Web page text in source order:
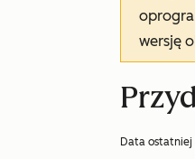
wersję
Data